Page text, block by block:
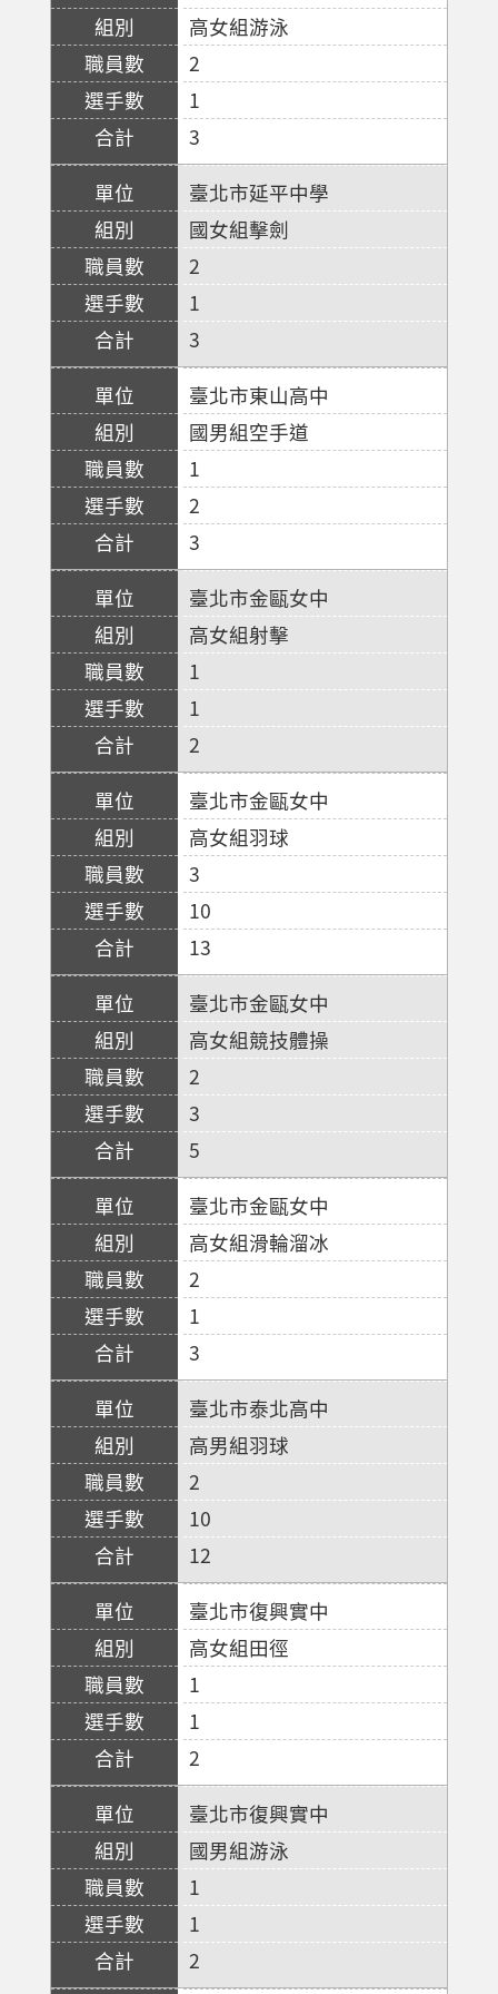
高女組游泳
2
1
3
臺北市延平中學
國女組擊劍
2
1
3
臺北市東山高中
國男組空手道
1
2
3
臺北市金甌女中
高女組射擊
1
1
2
臺北市金甌女中
高女組羽球
3
10
13
臺北市金甌女中
高女組競技體操
2
3
5
臺北市金甌女中
高女組滑輪溜冰
2
1
3
臺北市泰北高中
高男組羽球
2
10
12
臺北市復興實中
高女組田徑
1
1
2
臺北市復興實中
國男組游泳
1
1
2